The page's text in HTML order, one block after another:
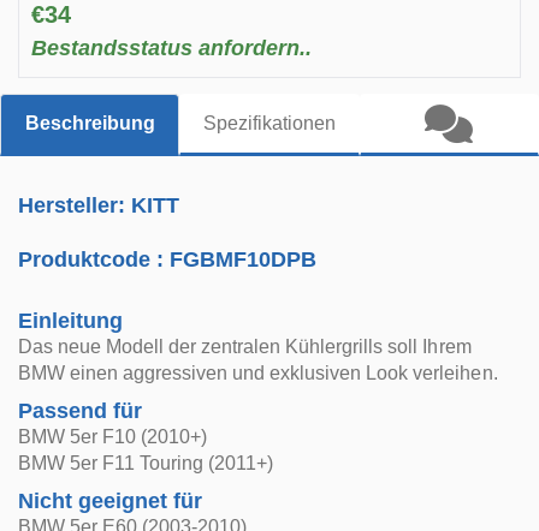
€34
Bestandsstatus anfordern..
Beschreibung Spezifikationen
Hersteller: KITT
Produktcode : FGBMF10DPB
Einleitung
Das neue Modell der zentralen Kühlergrills soll Ihrem
BMW einen aggressiven und exklusiven Look verleihen.
Passend für
BMW 5er F10 (2010+)
BMW 5er F11 Touring (2011+)
Nicht geeignet für
BMW 5er E60 (2003-2010)